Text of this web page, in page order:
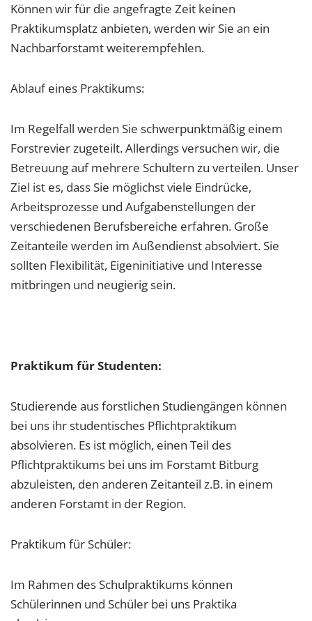
Können wir für die angefragte Zeit keinen
Praktikumsplatz anbieten, werden wir Sie an ein
Nachbarforstamt weiterempfehlen.
Ablauf eines Praktikums:
Im Regelfall werden Sie schwerpunktmäßig einem
Forstrevier zugeteilt. Allerdings versuchen wir, die
Betreuung auf mehrere Schultern zu verteilen. Unser
Ziel ist es, dass Sie möglichst viele Eindrücke,
Arbeitsprozesse und Aufgabenstellungen der
verschiedenen Berufsbereiche erfahren. Große
Zeitanteile werden im Außendienst absolviert. Sie
sollten Flexibilität, Eigeninitiative und Interesse
mitbringen und neugierig sein.
Praktikum für Studenten:
Studierende aus forstlichen Studiengängen können
bei uns ihr studentisches Pflichtpraktikum
absolvieren. Es ist möglich, einen Teil des
Pflichtpraktikums bei uns im Forstamt Bitburg
abzuleisten, den anderen Zeitanteil z.B. in einem
anderen Forstamt in der Region.
Praktikum für Schüler:
Im Rahmen des Schulpraktikums können
Schülerinnen und Schüler bei uns Praktika